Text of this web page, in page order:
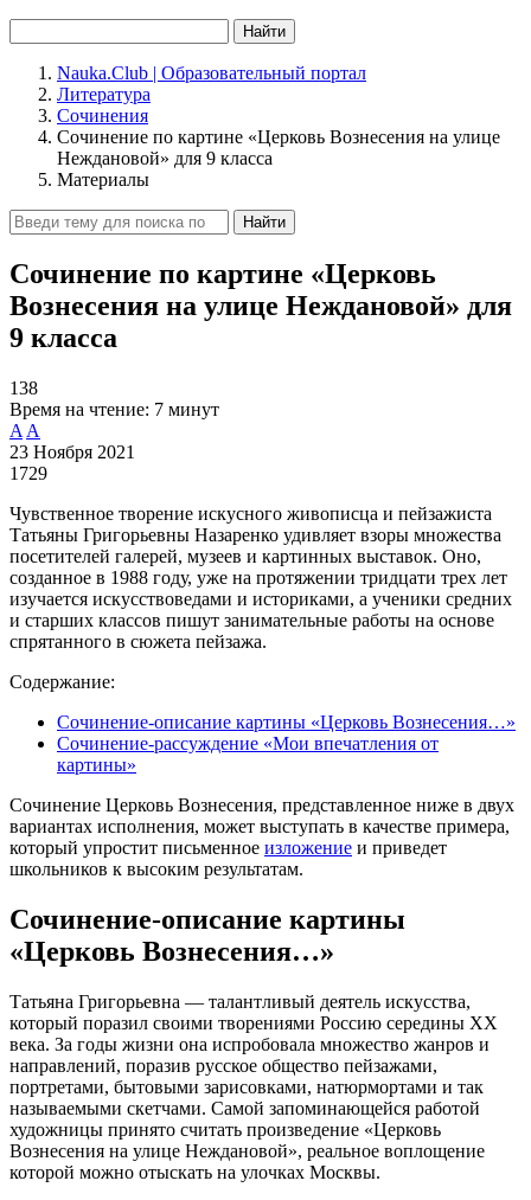
Найти
Nauka.Club | Образовательный портал
Литература
Сочинения
Сочинение по картине «Церковь Вознесения на улице
Неждановой» для 9 класса
Материалы
Найти
Сочинение по картине «Церковь
Вознесения на улице Неждановой» для
9 класса
138
Время на чтение: 7 минут
A A
23 Ноября 2021
1729
Чувственное творение искусного живописца и пейзажиста
Татьяны Григорьевны Назаренко удивляет взоры множества
посетителей галерей, музеев и картинных выставок. Оно,
созданное в 1988 году, уже на протяжении тридцати трех лет
изучается искусствоведами и историками, а ученики средних
и старших классов пишут занимательные работы на основе
спрятанного в сюжета пейзажа.
Содержание:
Сочинение-описание картины «Церковь Вознесения…»
Сочинение-рассуждение «Мои впечатления от
картины»
Сочинение Церковь Вознесения, представленное ниже в двух
вариантах исполнения, может выступать в качестве примера,
который упростит письменное изложение и приведет
школьников к высоким результатам.
Сочинение-описание картины
«Церковь Вознесения…»
Татьяна Григорьевна — талантливый деятель искусства,
который поразил своими творениями Россию середины XX
века. За годы жизни она испробовала множество жанров и
направлений, поразив русское общество пейзажами,
портретами, бытовыми зарисовками, натюрмортами и так
называемыми скетчами. Самой запоминающейся работой
художницы принято считать произведение «Церковь
Вознесения на улице Неждановой», реальное воплощение
которой можно отыскать на улочках Москвы.